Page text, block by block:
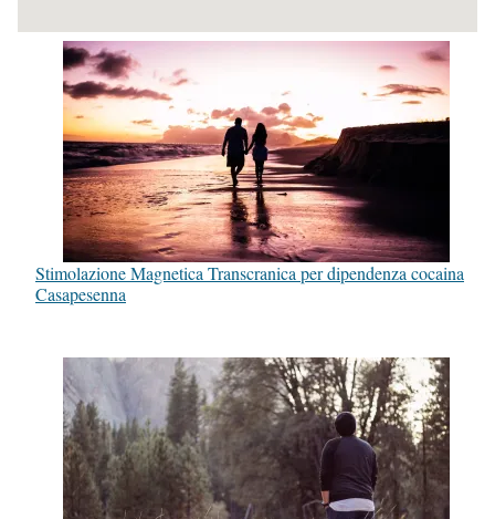
Stimolazione Magnetica Transcranica per dipendenza cocaina
Casapesenna